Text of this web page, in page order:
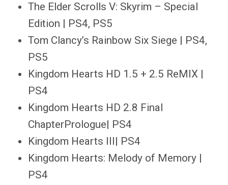
The Elder Scrolls V: Skyrim – Special
Edition | PS4, PS5
Tom Clancy’s Rainbow Six Siege | PS4,
PS5
Kingdom Hearts HD 1.5 + 2.5 ReMIX |
PS4
Kingdom Hearts HD 2.8 Final
ChapterPrologue| PS4
Kingdom Hearts III| PS4
Kingdom Hearts: Melody of Memory |
PS4